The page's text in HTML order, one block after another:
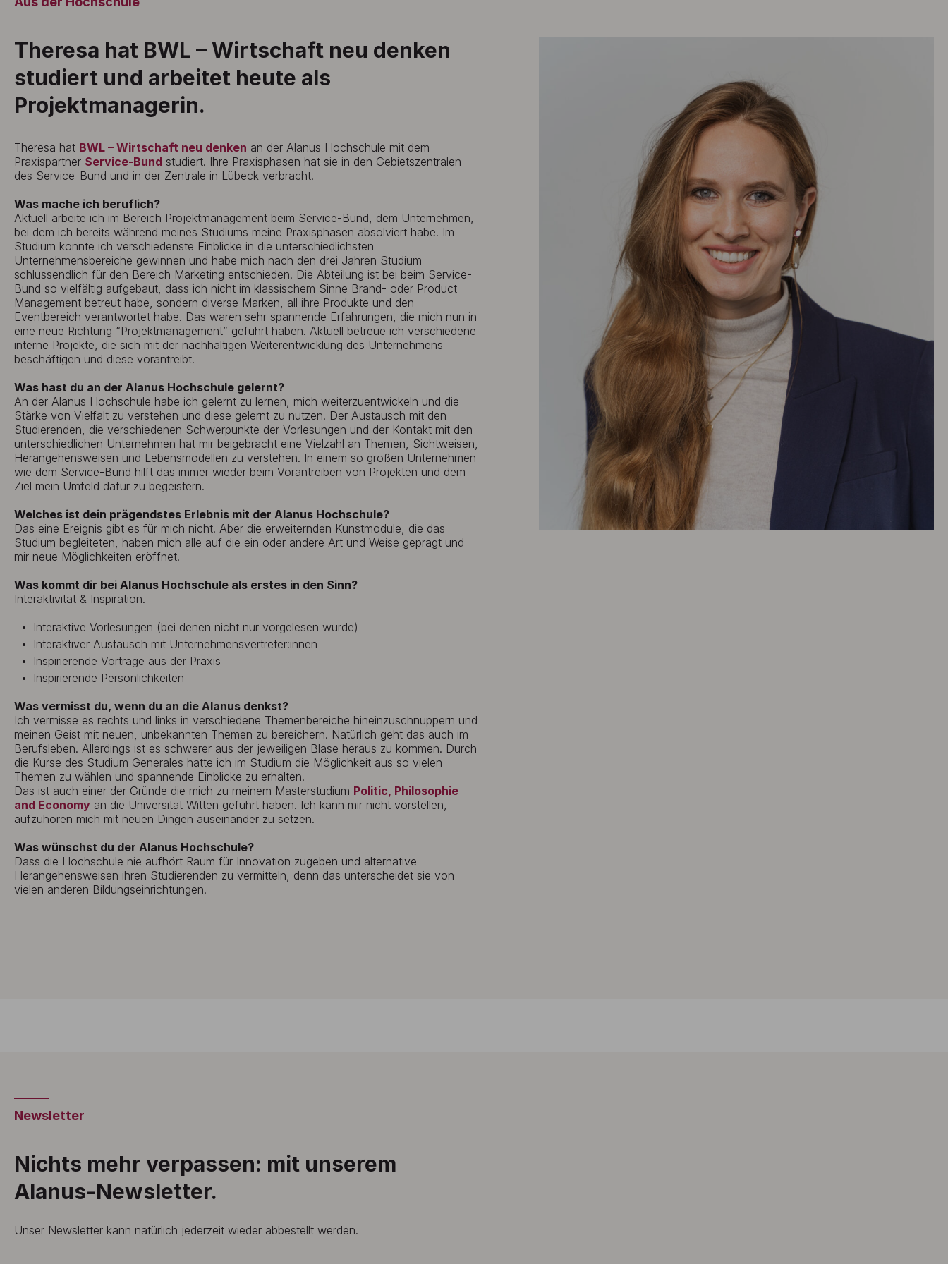
Theresa hat BWL – Wirtschaft neu denken
studiert und arbeitet heute als
Projektmanagerin.
Theresa hat BWL – Wirtschaft neu denken an der Alanus Hochschule mit dem
Praxispartner Service-Bund studiert. Ihre Praxisphasen hat sie in den Gebietszentralen
des Service-Bund und in der Zentrale in Lübeck verbracht.
Was mache ich beruflich?
Aktuell arbeite ich im Bereich Projektmanagement beim Service-Bund, dem Unternehmen,
bei dem ich bereits während meines Studiums meine Praxisphasen absolviert habe. Im
Studium konnte ich verschiedenste Einblicke in die unterschiedlichsten
Unternehmensbereiche gewinnen und habe mich nach den drei Jahren Studium
schlussendlich für den Bereich Marketing entschieden. Die Abteilung ist bei beim Service-
Bund so vielfältig aufgebaut, dass ich nicht im klassischem Sinne Brand- oder Product
Management betreut habe, sondern diverse Marken, all ihre Produkte und den
Eventbereich verantwortet habe. Das waren sehr spannende Erfahrungen, die mich nun in
eine neue Richtung “Projektmanagement” geführt haben. Aktuell betreue ich verschiedene
interne Projekte, die sich mit der nachhaltigen Weiterentwicklung des Unternehmens
beschäftigen und diese vorantreibt.
Was hast du an der Alanus Hochschule gelernt?
An der Alanus Hochschule habe ich gelernt zu lernen, mich weiterzuentwickeln und die
Stärke von Vielfalt zu verstehen und diese gelernt zu nutzen. Der Austausch mit den
Studierenden, die verschiedenen Schwerpunkte der Vorlesungen und der Kontakt mit den
unterschiedlichen Unternehmen hat mir beigebracht eine Vielzahl an Themen, Sichtweisen,
Herangehensweisen und Lebensmodellen zu verstehen. In einem so großen Unternehmen
wie dem Service-Bund hilft das immer wieder beim Vorantreiben von Projekten und dem
Ziel mein Umfeld dafür zu begeistern.
Welches ist dein prägendstes Erlebnis mit der Alanus Hochschule?
Das eine Ereignis gibt es für mich nicht. Aber die erweiternden Kunstmodule, die das
Studium begleiteten, haben mich alle auf die ein oder andere Art und Weise geprägt und
mir neue Möglichkeiten eröffnet.
Was kommt dir bei Alanus Hochschule als erstes in den Sinn?
Interaktivität & Inspiration.
Interaktive Vorlesungen (bei denen nicht nur vorgelesen wurde)
Interaktiver Austausch mit Unternehmensvertreter:innen
Inspirierende Vorträge aus der Praxis
Inspirierende Persönlichkeiten
Was vermisst du, wenn du an die Alanus denkst?
Ich vermisse es rechts und links in verschiedene Themenbereiche hineinzuschnuppern und
meinen Geist mit neuen, unbekannten Themen zu bereichern. Natürlich geht das auch im
Berufsleben. Allerdings ist es schwerer aus der jeweiligen Blase heraus zu kommen. Durch
die Kurse des Studium Generales hatte ich im Studium die Möglichkeit aus so vielen
Themen zu wählen und spannende Einblicke zu erhalten.
Das ist auch einer der Gründe die mich zu meinem Masterstudium Politic, Philosophie
and Economy an die Universität Witten geführt haben. Ich kann mir nicht vorstellen,
aufzuhören mich mit neuen Dingen auseinander zu setzen.
Was wünschst du der Alanus Hochschule?
Dass die Hochschule nie aufhört Raum für Innovation zugeben und alternative
Herangehensweisen ihren Studierenden zu vermitteln, denn das unterscheidet sie von
vielen anderen Bildungseinrichtungen.
Newsletter
Nichts mehr verpassen: mit unserem
Alanus-Newsletter.
Unser Newsletter kann natürlich jederzeit wieder abbestellt werden.